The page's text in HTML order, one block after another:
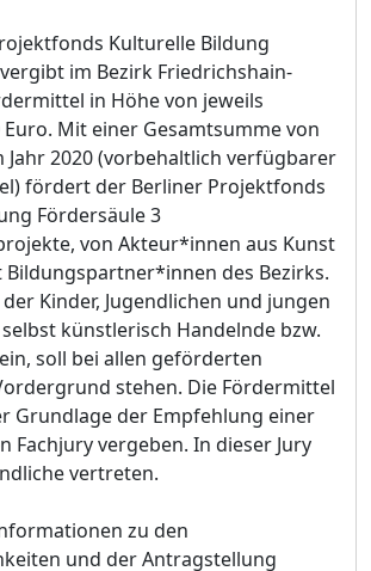
Kulturelle Bildung
im Bezirk Friedrichshain-
in Höhe von jeweils
Euro. Mit einer Gesamtsumme von
Jahr 2020 (vorbehaltlich verfügbarer
fördert der Berliner Projektfonds
Fördersäule 3
von Akteur*innen aus Kunst
des Bezirks.
Kinder, Jugendlichen und jungen
künstlerisch Handelnde bzw.
soll bei allen geförderten
stehen. Die Fördermittel
Grundlage der Empfehlung einer
Fachjury vergeben. In dieser Jury
vertreten.
zu den
und der Antragstellung